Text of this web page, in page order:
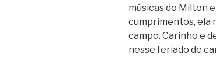
músicas do Milton
cumprimentos, ela
campo. Carinho e
nesse feriado de